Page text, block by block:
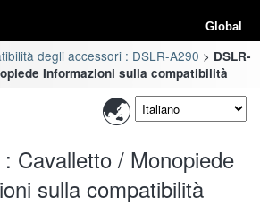
Global
degli accessori : DSLR-A290
DSLR-
Informazioni sulla compatibilità
Cavalletto / Monopiede
sulla compatibilità